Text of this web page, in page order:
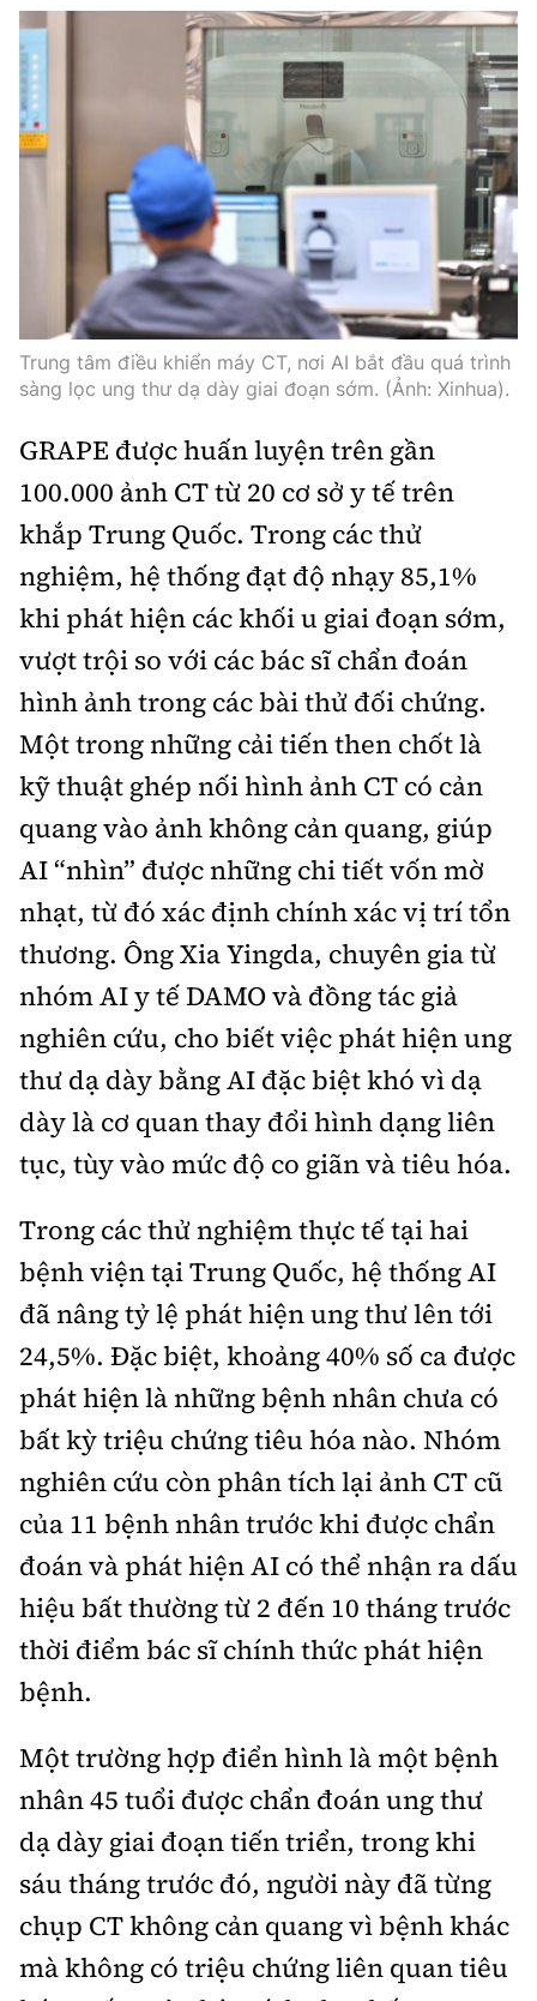
0901 514 7990915 057 282
Email:
bandoc@baoxaydung.vn
Cấm sao chép dưới mọi hình thức nếu không có sự
chấp thuận bằng văn bản.
Thông tin tòa
soạn
Trung tâm điều khiển máy CT, nơi AI bắt đầu quá trình
sàng lọc ung thư dạ dày giai đoạn sớm. (Ảnh: Xinhua).
GRAPE được huấn luyện trên gần
100.000 ảnh CT từ 20 cơ sở y tế trên
khắp Trung Quốc. Trong các thử
nghiệm, hệ thống đạt độ nhạy 85,1%
khi phát hiện các khối u giai đoạn sớm,
vượt trội so với các bác sĩ chẩn đoán
hình ảnh trong các bài thử đối chứng.
Một trong những cải tiến then chốt là
kỹ thuật ghép nối hình ảnh CT có cản
quang vào ảnh không cản quang, giúp
AI “nhìn” được những chi tiết vốn mờ
nhạt, từ đó xác định chính xác vị trí tổn
thương. Ông Xia Yingda, chuyên gia từ
nhóm AI y tế DAMO và đồng tác giả
nghiên cứu, cho biết việc phát hiện ung
thư dạ dày bằng AI đặc biệt khó vì dạ
dày là cơ quan thay đổi hình dạng liên
tục, tùy vào mức độ co giãn và tiêu hóa.
Trong các thử nghiệm thực tế tại hai
bệnh viện tại Trung Quốc, hệ thống AI
đã nâng tỷ lệ phát hiện ung thư lên tới
24,5%. Đặc biệt, khoảng 40% số ca được
phát hiện là những bệnh nhân chưa có
bất kỳ triệu chứng tiêu hóa nào. Nhóm
nghiên cứu còn phân tích lại ảnh CT cũ
của 11 bệnh nhân trước khi được chẩn
đoán và phát hiện AI có thể nhận ra dấu
hiệu bất thường từ 2 đến 10 tháng trước
thời điểm bác sĩ chính thức phát hiện
bệnh.
Một trường hợp điển hình là một bệnh
nhân 45 tuổi được chẩn đoán ung thư
dạ dày giai đoạn tiến triển, trong khi
sáu tháng trước đó, người này đã từng
chụp CT không cản quang vì bệnh khác
mà không có triệu chứng liên quan tiêu